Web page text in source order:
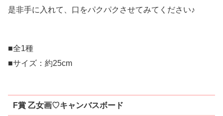
是非手に入れて、口をパクパクさせてみてください♪
■全1種
■サイズ：約25cm
F賞 ⼄⼥画♡キャンバスボード